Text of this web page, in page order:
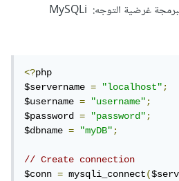
أو إن كنت لا تستخدم البرمجة غرضية التوجه: MySQLi
<?php
$servername = "localhost";
$username = "username";
$password = "password";
$dbname = "myDB";
// Create connection
$conn = mysqli_connect(